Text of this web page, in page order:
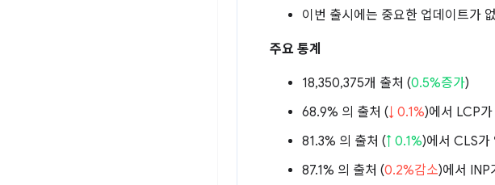
이번 출시에는 중요한 업데이트가
주요 통계
18,350,375개 출처 (0.5%증가)
68.9% 의 출처 (↓ 0.1%)에서 LCP
81.3% 의 출처 (↑ 0.1%)에서 CLS가
87.1% 의 출처 (0.2%감소)에서 INP